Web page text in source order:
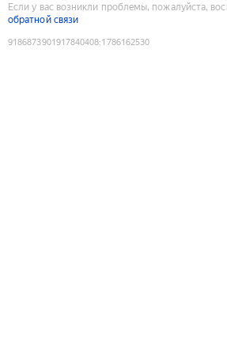
Если у вас возникли проблемы, пожалуйста,
обратной связи
9186873901917840408:1786162530